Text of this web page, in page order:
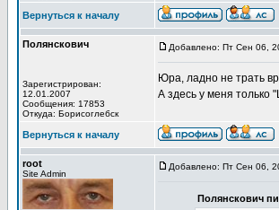
Вернуться к началу
Полянскович
Зарегистрирован:
12.01.2007
Сообщения: 17853
Откуда: Борисоглебск
Добавлено: Пт Сен 06,
Юра, ладно не трать
А здесь у меня только
Вернуться к началу
root
Site Admin
Добавлено: Пт Сен 06,
Полянскович